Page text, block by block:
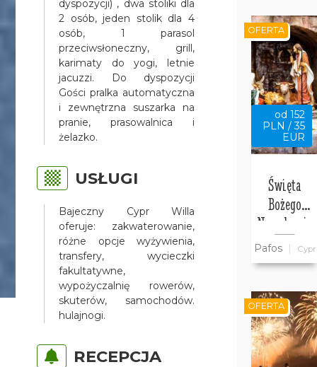
dyspozycji) , dwa stoliki dla
2 osób, jeden stolik dla 4
osób, 1 parasol
przeciwsłoneczny, grill,
karimaty do yogi, letnie
jacuzzi. Do dyspozycji
Gości pralka automatyczna
i zewnętrzna suszarka na
pranie, prasowalnica i
żelazko.
USŁUGI
Bajeczny Cypr Willa
oferuje: zakwaterowanie,
różne opcje wyżywienia,
transfery, wycieczki
fakultatywne,
wypożyczalnię rowerów,
skuterów, samochodów.
hulajnogi.
RECEPCJA
Cypr
od 152
PLN / 35
EUR
Święta
Bożego
Narodzenia
w willi
Bajeczny
Pafos
Pafos Cypr
OFERTA
OFERTA